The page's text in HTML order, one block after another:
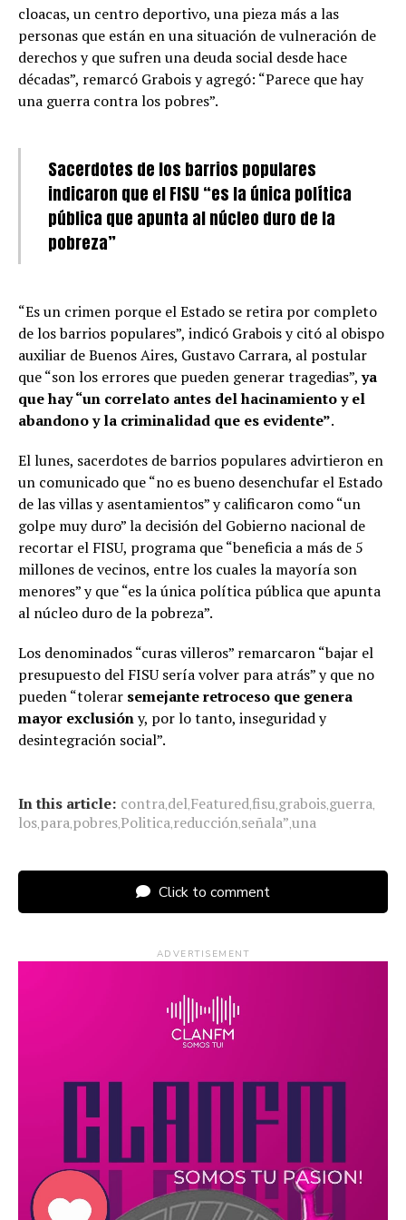
cloacas, un centro deportivo, una pieza más a las
personas que están en una situación de vulneración de
derechos y que sufren una deuda social desde hace
décadas”, remarcó Grabois y agregó: “Parece que hay
una guerra contra los pobres”.
Sacerdotes de los barrios populares
indicaron que el FISU “es la única política
pública que apunta al núcleo duro de la
pobreza”
“Es un crimen porque el Estado se retira por completo
de los barrios populares”, indicó Grabois y citó al obispo
auxiliar de Buenos Aires, Gustavo Carrara, al postular
que “son los errores que pueden generar tragedias”,ya
que hay “un correlato antes del hacinamiento y el
abandono y la criminalidad que es evidente”.
El lunes, sacerdotes de barrios populares advirtieron en
un comunicado que “no es bueno desenchufar el Estado
de las villas y asentamientos” y calificaron como “un
golpe muy duro” la decisión del Gobierno nacional de
recortar el FISU, programa que “beneficia a más de 5
millones de vecinos, entre los cuales la mayoría son
menores” y que “es la única política pública que apunta
al núcleo duro de la pobreza”.
Los denominados “curas villeros” remarcaron “bajar el
presupuesto del FISU sería volver para atrás” y que no
pueden “tolerar semejante retroceso que genera
mayor exclusióny, por lo tanto, inseguridad y
desintegración social”.
In this article: contra,del,Featured,fisu,grabois,guerra,
los,para,pobres,Politica,reducción,señala”,una
Click to comment
ADVERTISEMENT